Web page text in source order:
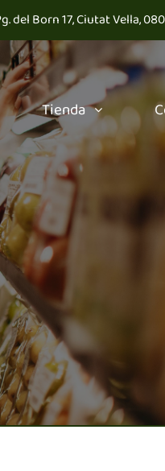
del Born 17, Ciutat Vella,
Tienda